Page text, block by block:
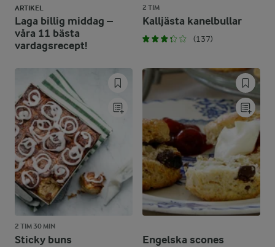
ARTIKEL
Laga billig middag –
våra 11 bästa
vardagsrecept!
2 TIM
Kalljästa kanelbullar
(137)
2 TIM 30 MIN
Sticky buns Engelska scones